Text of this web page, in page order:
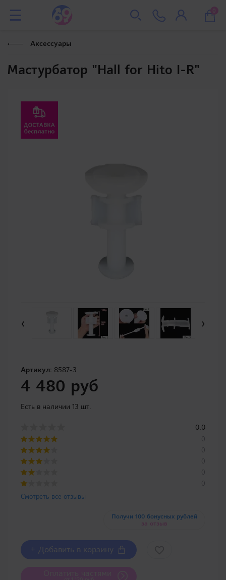
0
Аксессуары
Мастурбатор "Hall for Hito I-R"
‹ ›
Артикул: 8587-3
4 480 руб
Есть в наличии 13 шт.
0.0
0
0
0
0
0
Смотреть все отзывы
Получи 100 бонусных рублей
за отзыв
+ Добавить в корзину